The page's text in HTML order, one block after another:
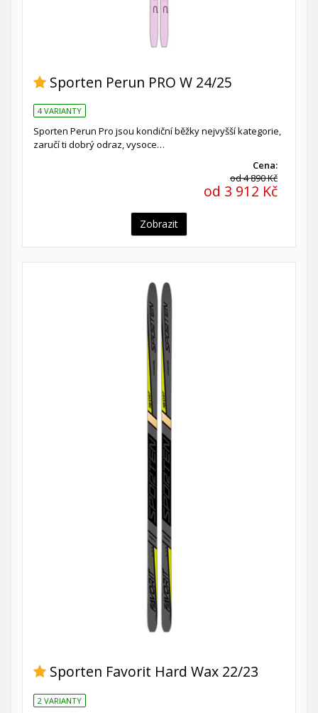
Sporten Perun PRO W 24/25
4 VARIANTY
Sporten Perun Pro jsou kondiční běžky nejvyšší kategorie,
zaručí ti dobrý odraz, vysoce…
Cena:
od 4 890 Kč
od 3 912 Kč
Zobrazit
Sporten Favorit Hard Wax 22/23
2 VARIANTY